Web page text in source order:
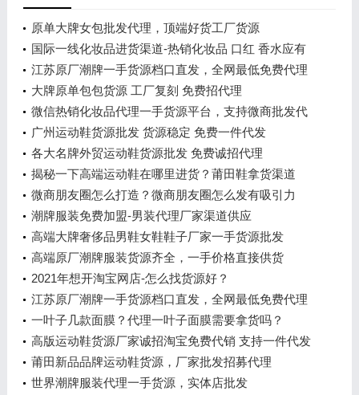
原单大牌女包批发代理，顶端好货工厂货源
国际一线化妆品进货渠道-热销化妆品 口红 香水应有
尽有
江苏原厂潮牌一手货源档口直发，全网最低免费代理
大牌原单包包货源 工厂复刻 免费招代理
微信热销化妆品代理一手货源平台，支持微商批发代
发
广州运动鞋货源批发 货源稳定 免费一件代发
各大名牌外贸运动鞋货源批发 免费诚招代理
揭秘一下高端运动鞋在哪里进货？莆田鞋拿货渠道
微商朋友圈怎么打造？微商朋友圈怎么发有吸引力
潮牌服装免费加盟-男装代理厂家渠道供应
高端大牌奢侈品男鞋女鞋鞋子厂家一手货源批发
高端原厂潮牌服装货源齐全，一手价格直接供货
2021年想开淘宝网店-怎么找货源好？
江苏原厂潮牌一手货源档口直发，全网最低免费代理
一叶子几款面膜？代理一叶子面膜需要拿货吗？
高版运动鞋货源厂家诚招淘宝免费代销 支持一件代发
莆田新品品牌运动鞋货源，厂家批发招募代理
世界潮牌服装代理一手货源，实体店批发